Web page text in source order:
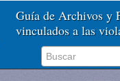
Guía de Archivos y
vinculados a las